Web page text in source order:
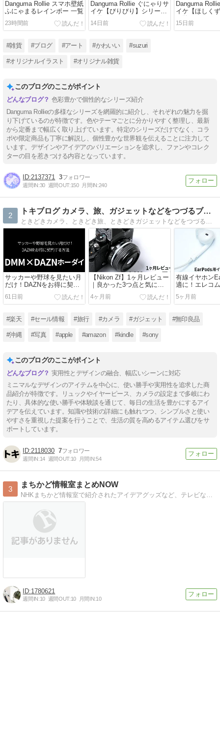
Danguma Rollie スマホ壁紙
ふにゃまるレインボー 一覧
23時間前
Danguma Rollie ぐにゃりサ
イケ【びりびり】シリーズ
14日前
Danguma
イケ【ほしく
15日前
#雑貨 #ブログ #アート #かわいい #suzuri
#オリジナルイラスト #オリジナル雑貨
このブログのここがポイント
色彩豊かで個性的なシリーズ紹介
Danguma Rollieの多様なシリーズを網羅的に紹介し、それぞれの魅力を掘
り下げているのが特徴です。色やテーマごとに分かりやすく整理し、最新
から定番まで幅広く取り上げています。特定のシリーズだけでなく、コラ
ボや限定商品も丁寧に解説し、個性豊かな世界観を伝えることに注力して
います。デザインやアイデアのバリエーションを追求し、ファンやコレク
ターの目を惹きつける内容となっています。
2137371 3
週間IN:30 週間OUT:150 月間IN:240
2
トキブログ カメラ、旅、ガジェットなどをつづるブログ
ときどきカメラ、ときどき旅、ときどきガジェットなどをつづるブログです。
サッカーや野球を見たい月
だけ！DAZNをお得に契約
する方法
61日前
【Nikon Zf】1ヶ月レビュー
｜良かった3つ点と気にな
った点｜α7 IVとの比較も
4ヶ月前
有線イヤホン
適に！エレコ
スでフィット
5ヶ月前
#楽天 #セール情報 #旅行 #カメラ #ガジェット #無印良品
#沖縄 #写真 #apple #amazon #kindle #sony
このブログのここがポイント
実用性とデザインの融合、幅広いシーンに対応
ミニマルなデザインのアイテムを中心に、使い勝手や実用性を追求した商
品紹介が特徴です。リュックやイヤーピース、カメラの設定まで多岐にわ
たり、具体的な使い勝手や体験談を通じて、毎日の生活を豊かにするアイ
デアを伝えています。知識や技術の詳細にも触れつつ、シンプルさと使い
やすさを重視した提案を行うことで、生活の質を高めるアイテム選びをサ
ポートしています。
2118030 7
週間IN:14 週間OUT:10 月間IN:54
3
まちかど情報室まとめNOW
1780621
週間IN:10 週間OUT:10 月間IN:10